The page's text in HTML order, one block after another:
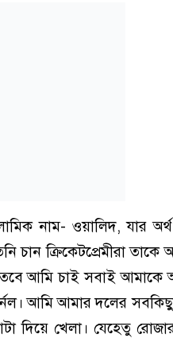
নাম- ওয়া‌লিদ, যার
চান ক্রিকেটপ্রেমীরা
আমি চাই সবাই
আমি আমার দলের
দিয়ে খেলা। যেহেতু